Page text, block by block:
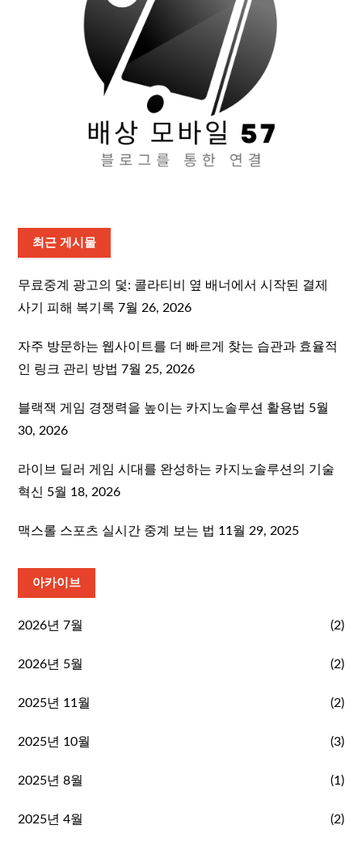
최근 게시물
무료중계 광고의 덫: 콜라티비 옆 배너에서 시작된 결제
사기 피해 복기록 7월 26, 2026
자주 방문하는 웹사이트를 더 빠르게 찾는 습관과 효율적
인 링크 관리 방법 7월 25, 2026
블랙잭 게임 경쟁력을 높이는 카지노솔루션 활용법 5월
30, 2026
라이브 딜러 게임 시대를 완성하는 카지노솔루션의 기술
혁신 5월 18, 2026
맥스롤 스포츠 실시간 중계 보는 법 11월 29, 2025
아카이브
2026년 7월 (2)
2026년 5월 (2)
2025년 11월 (2)
2025년 10월 (3)
2025년 8월 (1)
2025년 4월 (2)